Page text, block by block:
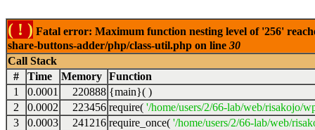
( ! ) Fatal error: Maximum function nesting level of '256'
share-buttons-adder/php/class-util.php on line 30
Call Stack
#
Time Memory Function
1
0.0001 220888 {main}( )
2
0.0002 223456 require( '/home/users/2/66-lab/web/risakojo/
3
0.0003 241216 require_once( '/home/users/2/66-lab/web/